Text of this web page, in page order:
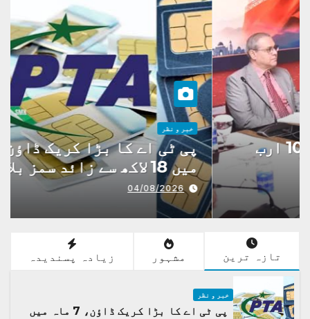
خبر و نظر
پی ٹی اے کا بڑا کریک ڈاؤن، 7 ماہ
میں 18 لاکھ سے زائد سمز بلاک
04/08/2026
تازہ ترین مشہور زیادہ پسندیدہ
خبر و نظر
پی ٹی اے کا بڑا کریک ڈاؤن، 7 ماہ میں